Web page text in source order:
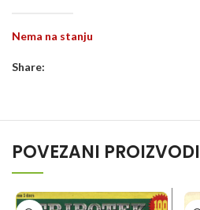
Nema na stanju
Share:
POVEZANI PROIZVODI